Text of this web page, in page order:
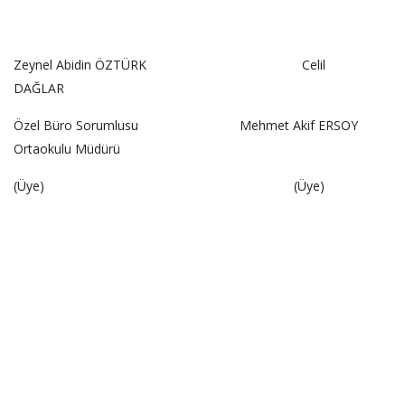
Zeynel Abidin ÖZTÜRK Celil
DAĞLAR
Özel Büro Sorumlusu Mehmet Akif ERSOY
Ortaokulu Müdürü
(Üye) (Üye)